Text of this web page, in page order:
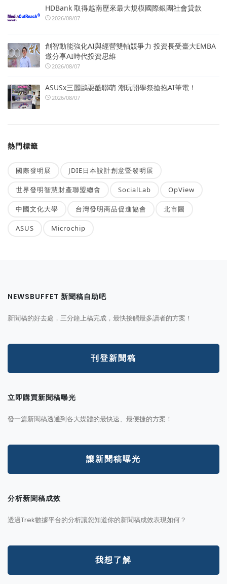
HDBank 取得越南歷來最大規模國際銀團社會貸款
2026/08/07
創智動能強化AI與經營雙軸競爭力 投資長受臺大EMBA
邀分享AI時代投資思維
2026/08/07
ASUSx三麗鷗耍酷聯萌 潮玩開學祭搶抱AI筆電！
2026/08/07
熱門標籤
國際發明展 JDIE日本設計創意暨發明展
世界發明智慧財產聯盟總會 SocialLab OpView
中國文化大學 台灣發明商品促進協會 北市圖
ASUS Microchip
NEWSBUFFET 新聞稿自助吧
新聞稿的好去處，三分鐘上稿完成，最快接觸最多讀者的方案！
刊登新聞稿
立即購買新聞稿曝光
發一篇新聞稿透通到各大媒體的最快速、最便捷的方案！
讓新聞稿曝光
分析新聞稿成效
透過Trek數據平台的分析讓您知道你的新聞稿成效表現如何？
我想了解